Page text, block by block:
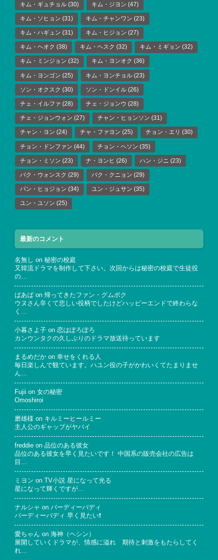
キム・ギュチョル (30) キム・ジヨン (47)
キム・ソヒョン (31) キム・チャンワン (23)
キム・ハギュン (31) キム・ヒジョン (27)
キム・ヘオク (38) キム・ヘスク (32) キム・ミギョン (32)
キム・ミンジョン (32) キム・ヨンオク (36)
キム・ヨンゴン (25) キム・ヨンチョル (23)
ソン・オクスク (30) ソン・ドンイル (26)
チェ・イルファ (28) チェ・ジョンウ (28)
チェ・ジョンウォン (27) チャン・ヒョンソン (31)
チャン・ヨン (24) チャ・ファヨン (25) チョン・エリ (30)
チョン・ドンファン (44) チョン・ヘソン (35)
チョン・ミソン (23) ナ・ヨンヒ (26) ハン・ジニ (23)
パク・ウォンスク (29) パク・クニョン (29)
パン・ヒョジョン (34) ユン・ジュサン (35)
ユン・ユソン (25)
最新のコメント
名無し on 秘密の校庭
又韓流ドラマを制作して下さい。次回からは秘密の校庭で生徒役
の…
ばあば on 帰ってきたファン・グムボク
ウヌさん辛くて悲しい役柄でしたけどハッピーエンドで終わらな
く…
小暮さよ子 on 恋はぽろぽろ
カンウンタクの久しぶりのドラマ放送待っています
まるめだか on 幸せをくれる人
毎日楽しんで観ています。ハユン役の子がかわいくてたまりませ
ん…
Fujii on 女の秘密
Omoshiroi
磨雄様 on キルミーヒールミー
主人公のギャップがヤバイ
freddie on 品位のある彼女
品位のある彼女を早く見たいです！ 中国系の販売会社の広告は
目…
ミヨン on
TV小説 星になって光る
星になって輝くですが…
ナルシャ on バーディーバディ
バーディーバディ 早く見たい❗
愛ちゃん on 海神（ヘシン）
展開していくドラマが、情感に溢れ 期待と刺激をもたらしてく
れ…